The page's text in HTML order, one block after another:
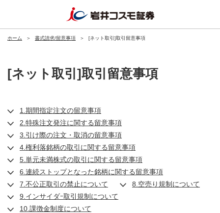
ホーム ＞ 書式請求/留意事項 ＞ [ネット取引]取引留意事項
[ネット取引]取引留意事項
1.期間指定注文の留意事項
2.特殊注文発注に関する留意事項
3.引け際の注文・取消の留意事項
4.権利落銘柄の取引に関する留意事項
5.単元未満株式の取引に関する留意事項
6.連続ストップとなった銘柄に関する留意事項
7.不公正取引の禁止について
8.空売り規制について
9.インサイダｰ取引規制について
10.課徴金制度について